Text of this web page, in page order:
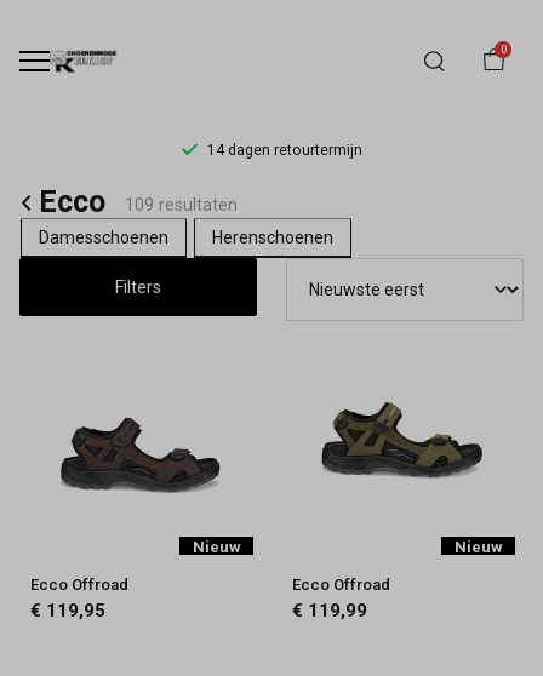
0
14 dagen retourtermijn
ECCO
Schoenen
Kopen
Comfort
Stijl
Officiële
Ecco
109 resultaten
Damesschoenen
Herenschoenen
Filters
Nieuw
Ecco Offroad
€ 119,95
Nieuw
Ecco Offroad
€ 119,99